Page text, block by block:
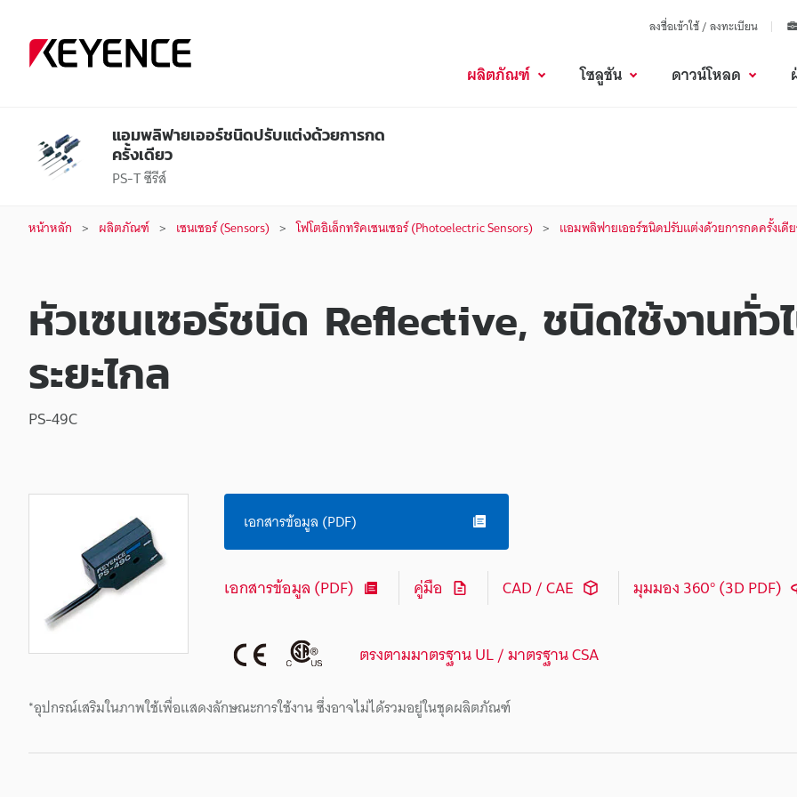
ลงชื่อเข้าใช้ / ลงทะเบียน
ผลิตภัณฑ์ โซลูชัน ดาวน์โหลด
แอมพลิฟายเออร์ชนิดปรับแต่งด้วยการกด
ครั้งเดียว
PS-T ซีรีส์
หน้าหลัก ผลิตภัณฑ์ เซนเซอร์ (Sensors) โฟโตอิเล็กทริคเซนเซอร์ (Photoelectric Sensors) แอมพลิฟายเออร์ชนิดปรับแต่งด้วยการกดครั้งเดี
หัวเซนเซอร์ชนิด Reflective, ชนิดใช้งานทั่ว
ระยะไกล
PS-49C
*อุปกรณ์เสริมในภาพใช้เพื่อแสดงลักษณะการใช้งาน ซึ่งอาจไม่ได้รวมอยู่ในชุดผลิตภัณฑ์
เอกสารข้อมูล (PDF)
เอกสารข้อมูล (PDF) คู่มือ CAD / CAE มุมมอง 360° (3D PDF)
ตรงตามมาตรฐาน UL / มาตรฐาน CSA